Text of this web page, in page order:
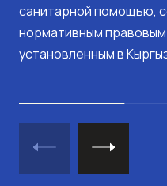
санитарной помощью,
нормативным
установленным в